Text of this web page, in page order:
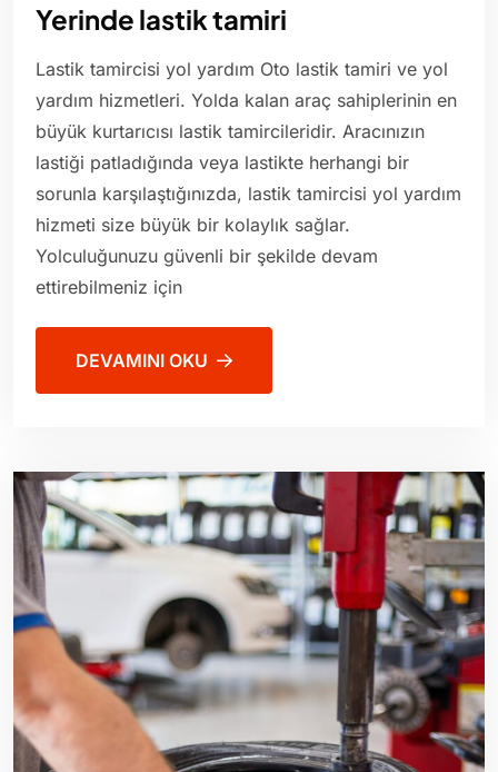
Yerinde lastik tamiri
Lastik tamircisi yol yardım Oto lastik tamiri ve yol
yardım hizmetleri. Yolda kalan araç sahiplerinin en
büyük kurtarıcısı lastik tamircileridir. Aracınızın
lastiği patladığında veya lastikte herhangi bir
sorunla karşılaştığınızda, lastik tamircisi yol yardım
hizmeti size büyük bir kolaylık sağlar.
Yolculuğunuzu güvenli bir şekilde devam
ettirebilmeniz için
DEVAMINI OKU